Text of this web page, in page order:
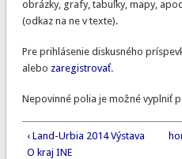
obrázky, grafy, tabuľky, mapy,
(odkaz na ne v texte).
Pre prihlásenie diskusného
alebo zaregistrovať.
Nepovinné polia je možné vyplniť
‹ Land-Urbia 2014 Výstava
O kraj INE